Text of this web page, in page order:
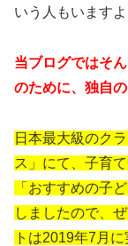
いう人もいますよ
当ブログではそ
のために、独自
日本最大級のク
ス」にて、子育
「おすすめの子
しましたので、
トは2019年7月に